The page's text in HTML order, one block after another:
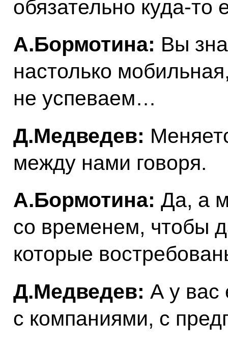
обязательно куда‑то
А.Бормотина: Вы
настолько
не успеваем…
Д.Медведев:
между нами говоря.
А.Бормотина: Да, а
со временем, чтобы
которые
Д.Медведев: А у вас
с компаниями, с